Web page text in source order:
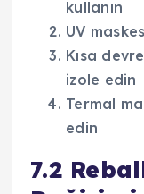
kullanın
UV
Kısa
izole edin
Termal
edin
7.2